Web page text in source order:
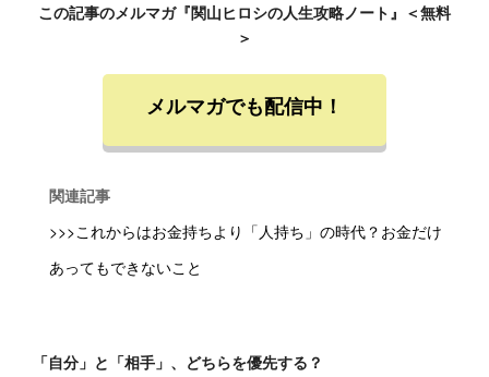
この記事のメルマガ『関山ヒロシの人生攻略ノート』＜無料
＞
メルマガでも配信中！
関連記事
>>>これからはお金持ちより「人持ち」の時代？お金だけ
あってもできないこと
「自分」と「相手」、どちらを優先する？